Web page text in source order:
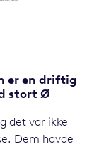
er en driftig
stort Ø
det var ikke
Dem havde